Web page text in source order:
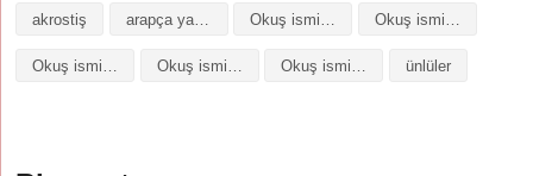
akrostiş arapça yazılışı
Okuş isminin baş harfleriyle şiir Okuş isminin kökeni Okuş isminin numerolojisi ünlüler